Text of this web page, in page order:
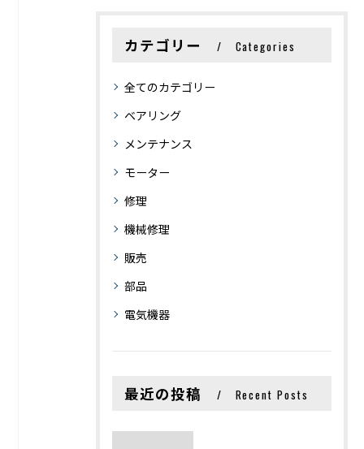
カテゴリー Categories
全てのカテゴリー
ベアリング
メンテナンス
モーター
修理
機械修理
販売
部品
電気機器
最近の投稿 Recent Posts